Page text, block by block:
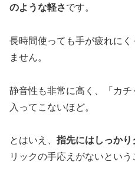
のような軽さです。
長時間使っても手が疲れに
ません。
静音性も非常に高く、「カ
入ってこないほど。
とはいえ、 指先にはしっか
リックの手応えがないという